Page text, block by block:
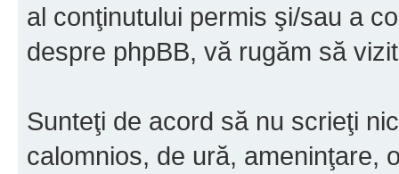
al conţinutului permis şi/sau a
despre phpBB, vă rugăm să
Sunteţi de acord să nu scrieţi
calomnios, de ură, ameninţare,